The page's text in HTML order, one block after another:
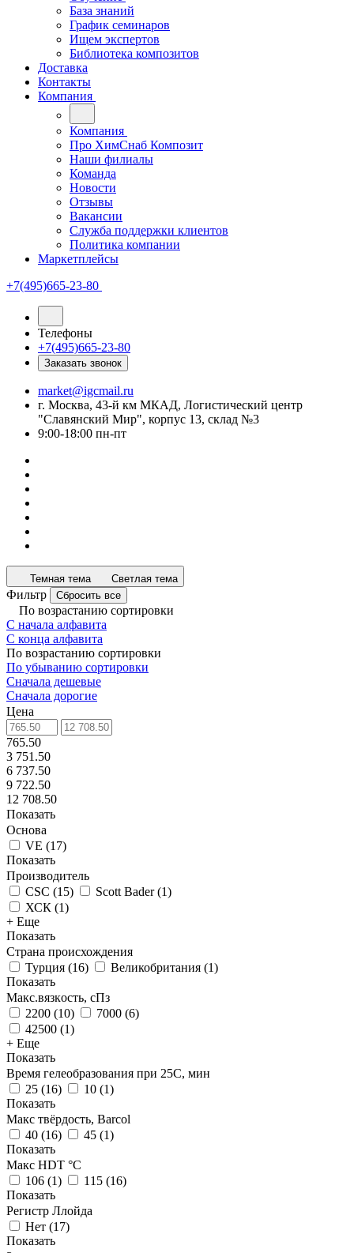
База знаний
График семинаров
Ищем экспертов
Библиотека композитов
Доставка
Контакты
Компания
Компания
Про ХимСнаб Композит
Наши филиалы
Команда
Новости
Отзывы
Вакансии
Служба поддержки клиентов
Политика компании
Маркетплейсы
+7(495)665-23-80
Телефоны
+7(495)665-23-80
Заказать звонок
market@igcmail.ru
г. Москва, 43-й км МКАД, Логистический центр
"Славянский Мир", корпус 13, склад №3
9:00-18:00 пн-пт
Темная тема Светлая тема
Фильтр Сбросить все
По возрастанию сортировки
С начала алфавита
С конца алфавита
По возрастанию сортировки
По убыванию сортировки
Сначала дешевые
Сначала дорогие
Цена
765.50
3 751.50
6 737.50
9 722.50
12 708.50
Показать
Основа
VE (17)
Показать
Производитель
CSC (15) Scott Bader(1)
ХСК (1)
+ Еще
Показать
Страна происхождения
Турция (16) Великобритания (1)
Показать
Макс.вязкoсть, сПз
2200 (10) 7000 (6)
42500 (1)
+ Еще
Показать
Время гелеобразования при 25С, мин
25 (16) 10 (1)
Показать
Макс твёрдость, Barcol
40 (16) 45 (1)
Показать
Макс HDT °С
106 (1) 115 (16)
Показать
Регистр Ллойда
Нет (17)
Показать